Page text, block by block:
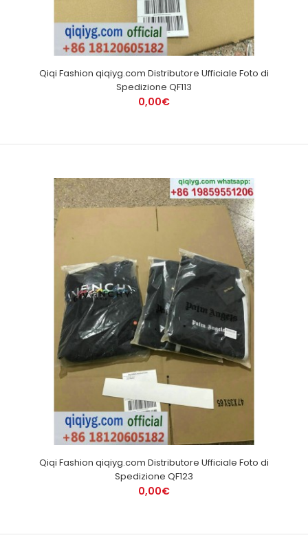
Qiqi Fashion qiqiyg.com Distributore Ufficiale Foto di
Spedizione QF113
0,00€
Qiqi Fashion qiqiyg.com Distributore Ufficiale Foto di
Spedizione QF123
0,00€